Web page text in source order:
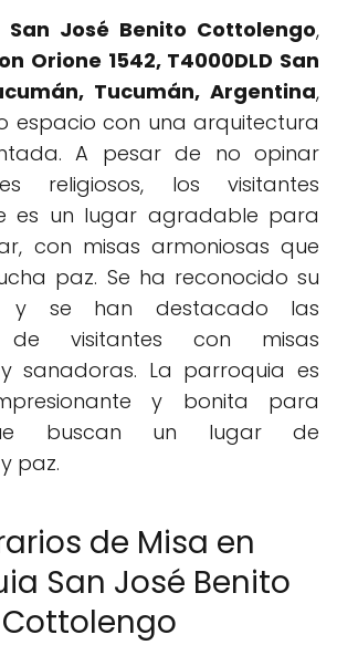
San José Benito Cottolengo,
Orione 1542, T4000DLD San
Tucumán, Argentina,
espacio con una arquitectura
A pesar de no opinar
religiosos, los visitantes
es un lugar agradable para
con misas armoniosas que
paz. Se ha reconocido su
y se han destacado las
de visitantes con misas
sanadoras. La parroquia es
y bonita para
buscan un lugar de
paz.
de Misa en
San José Benito
Cottolengo